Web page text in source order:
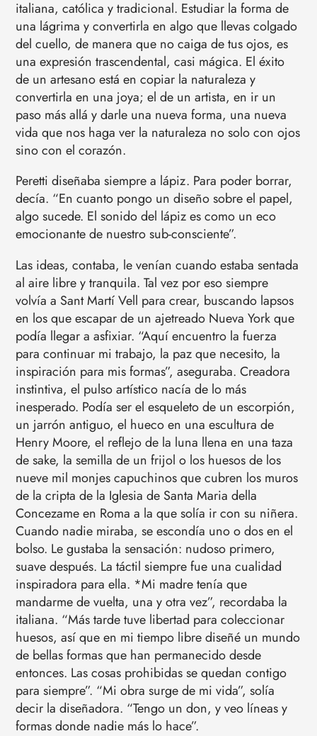
italiana, católica y tradicional. Estudiar la forma de
una lágrima y convertirla en algo que llevas colgado
del cuello, de manera que no caiga de tus ojos, es
una expresión trascendental, casi mágica. El éxito
de un artesano está en copiar la naturaleza y
convertirla en una joya; el de un artista, en ir un
paso más allá y darle una nueva forma, una nueva
vida que nos haga ver la naturaleza no solo con ojos
sino con el corazón.
Peretti diseñaba siempre a lápiz. Para poder borrar,
decía. “En cuanto pongo un diseño sobre el papel,
algo sucede. El sonido del lápiz es como un eco
emocionante de nuestro sub-consciente”.
Las ideas, contaba, le venían cuando estaba sentada
al aire libre y tranquila. Tal vez por eso siempre
volvía a Sant Martí Vell para crear, buscando lapsos
en los que escapar de un ajetreado Nueva York que
podía llegar a asfixiar. “Aquí encuentro la fuerza
para continuar mi trabajo, la paz que necesito, la
inspiración para mis formas”, aseguraba. Creadora
instintiva, el pulso artístico nacía de lo más
inesperado. Podía ser el esqueleto de un escorpión,
un jarrón antiguo, el hueco en una escultura de
Henry Moore, el reflejo de la luna llena en una taza
de sake, la semilla de un frijol o los huesos de los
nueve mil monjes capuchinos que cubren los muros
de la cripta de la Iglesia de Santa Maria della
Concezame en Roma a la que solía ir con su niñera.
Cuando nadie miraba, se escondía uno o dos en el
bolso. Le gustaba la sensación: nudoso primero,
suave después. La táctil siempre fue una cualidad
inspiradora para ella. *Mi madre tenía que
mandarme de vuelta, una y otra vez”, recordaba la
italiana. “Más tarde tuve libertad para coleccionar
huesos, así que en mi tiempo libre diseñé un mundo
de bellas formas que han permanecido desde
entonces. Las cosas prohibidas se quedan contigo
para siempre”. “Mi obra surge de mi vida”, solía
decir la diseñadora. “Tengo un don, y veo líneas y
formas donde nadie más lo hace”.